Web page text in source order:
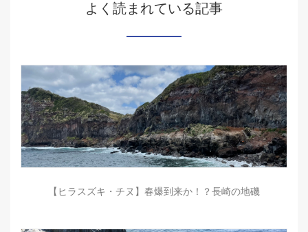
よく読まれている記事
【ヒラスズキ・チヌ】春爆到来か！？長崎の地磯